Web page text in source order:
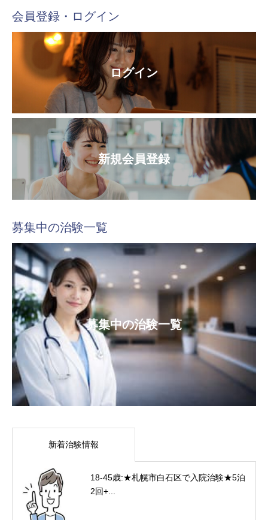
会員登録・ログイン
ログイン
新規会員登録
募集中の治験一覧
募集中の治験一覧
新着治験情報
18-45歳:★札幌市白石区で入院治験★5泊
2回+...